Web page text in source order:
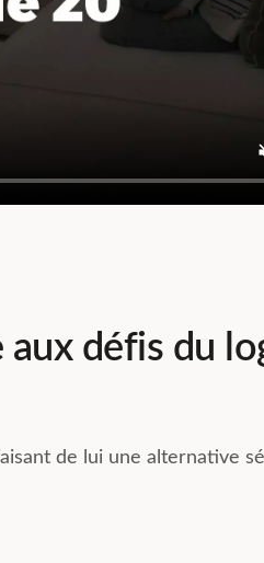
aux défis du
de lui une alternative